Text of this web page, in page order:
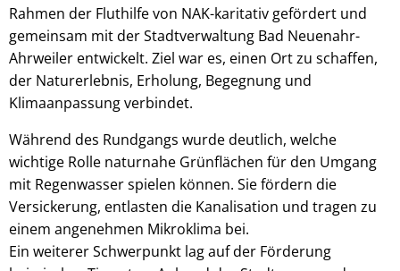
Rahmen der Fluthilfe von NAK-karitativ gefördert und
gemeinsam mit der Stadtverwaltung Bad Neuenahr-
Ahrweiler entwickelt. Ziel war es, einen Ort zu schaffen,
der Naturerlebnis, Erholung, Begegnung und
Klimaanpassung verbindet.
Während des Rundgangs wurde deutlich, welche
wichtige Rolle naturnahe Grünflächen für den Umgang
mit Regenwasser spielen können. Sie fördern die
Versickerung, entlasten die Kanalisation und tragen zu
einem angenehmen Mikroklima bei.
Ein weiterer Schwerpunkt lag auf der Förderung